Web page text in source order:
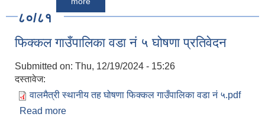
८०/८१
फिक्कल गाउँपालिका वडा नं ५ घोषणा प्रतिवेदन
Submitted on: Thu, 12/19/2024 - 15:26
दस्तावेज:
वालमैत्री स्थानीय तह घोषणा फिक्कल गाउँपालिका वडा नं ५.pdf
Read more